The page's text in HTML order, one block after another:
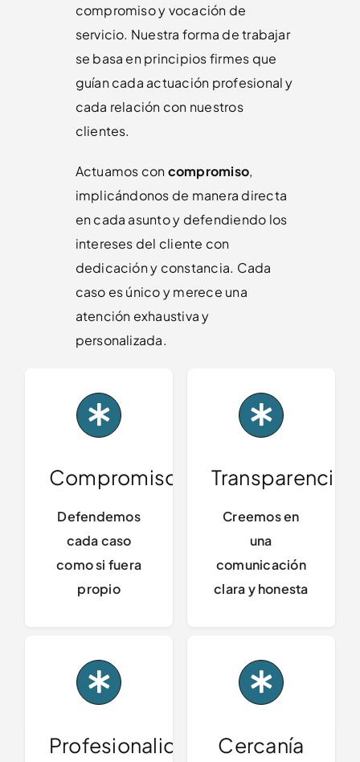
Compromiso
Defendemos
cada caso
como si fuera
propio
Transparencia
Creemos en
una
comunicación
clara y honesta
Profesionalidad Cercanía
compromiso y vocación de
servicio. Nuestra forma de trabajar
se basa en principios firmes que
guían cada actuación profesional y
cada relación con nuestros
clientes.
Actuamos concompromiso,
implicándonos de manera directa
en cada asunto y defendiendo los
intereses del cliente con
dedicación y constancia. Cada
caso es único y merece una
atención exhaustiva y
personalizada.